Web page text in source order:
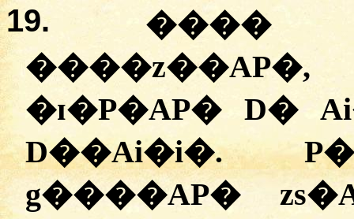
19.
����
�ɪ�P�AP� D�
D��Ai�i�.
g����AP�